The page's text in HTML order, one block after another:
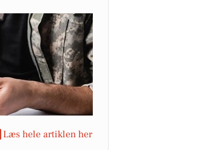
Læs hele artiklen her